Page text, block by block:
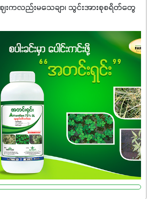
ေးကလည်းမသေချာ၊ သွင်းအားစုစရိတ်တွေ
ချိန်မှာ သွင်းအားစုဖိုးကို လျှော့ချပြီး
ားနိုင်မှ ဦးကြီးတို့ အဆင်ပြေမှာနော် ✔️ဒါ
မျှ ကိုယ့်အတွက်အကျိုးရစေမယ့်
တဲ့ သွင်းအားစုပစ္စည်းတွေကိုပဲ ရွေးချယ်